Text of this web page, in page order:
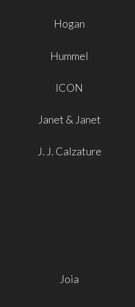
Hogan
Hummel
ICON
Janet & Janet
J. J. Calzature
Joia